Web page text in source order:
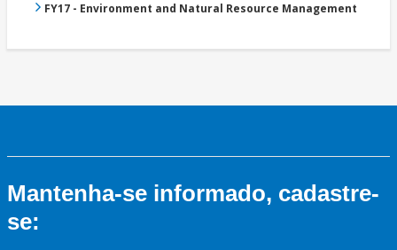
FY17 - Environment and Natural Resource Management
Mantenha-se informado, cadastre-
se: